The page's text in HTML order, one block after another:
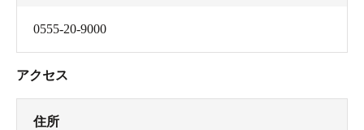
0555-20-9000
アクセス
住所